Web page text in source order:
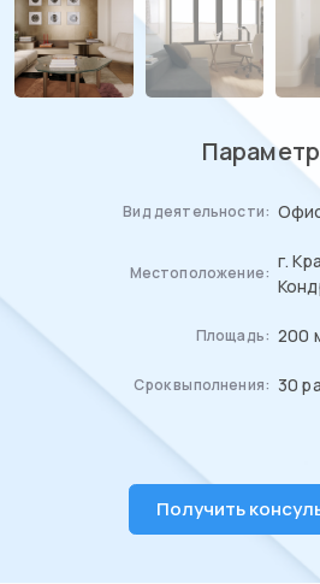
Вид деятельности:
Местоположение:
г.
Площадь: 200
Срок выполнения: 30
Получить